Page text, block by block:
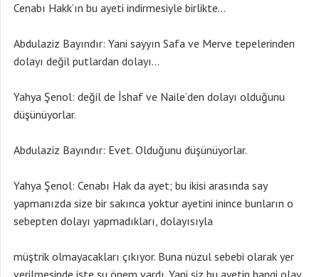
Cenabı Hakk’ın bu ayeti indirmesiyle birlikte…
Abdulaziz Bayındır: Yani sayyın Safa ve Merve tepelerinden
dolayı değil putlardan dolayı…
Yahya Şenol: değil de İshaf ve Naile’den dolayı olduğunu
düşünüyorlar.
Abdulaziz Bayındır: Evet. Olduğunu düşünüyorlar.
Yahya Şenol: Cenabı Hak da ayet; bu ikisi arasında say
yapmanızda size bir sakınca yoktur ayetini inince bunların o
sebepten dolayı yapmadıkları, dolayısıyla
müştrik olmayacakları çıkıyor. Buna nüzul sebebi olarak yer
verilmesinde işte şu önem vardı. Yani siz bu ayetin hangi olay